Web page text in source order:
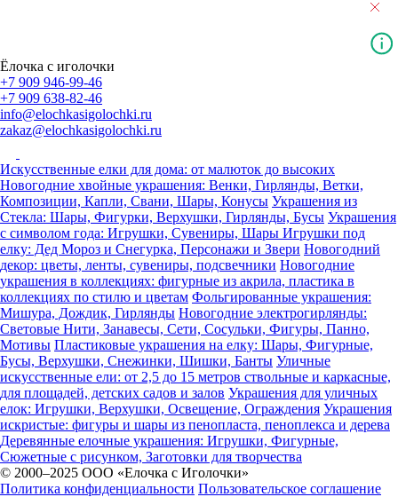
Ёлочка с иголочки
+7 909 946-99-46
+7 909 638-82-46
info@elochkasigolochki.ru
zakaz@elochkasigolochki.ru
Искусственные елки для дома: от малюток до высоких
Новогодние хвойные украшения: Венки, Гирлянды, Ветки,
Композиции, Капли, Свани, Шары, Конусы Украшения из
Стекла: Шары, Фигурки, Верхушки, Гирлянды, Бусы Украшения
с символом года: Игрушки, Сувениры, Шары Игрушки под
елку: Дед Мороз и Снегурка, Персонажи и Звери Новогодний
декор: цветы, ленты, сувениры, подсвечники Новогодние
украшения в коллекциях: фигурные из акрила, пластика в
коллекциях по стилю и цветам Фольгированные украшения:
Мишура, Дождик, Гирлянды Новогодние электрогирлянды:
Световые Нити, Занавесы, Сети, Сосульки, Фигуры, Панно,
Мотивы Пластиковые украшения на елку: Шары, Фигурные,
Бусы, Верхушки, Снежинки, Шишки, Банты Уличные
искусственные ели: от 2,5 до 15 метров ствольные и каркасные,
для площадей, детских садов и залов Украшения для уличных
елок: Игрушки, Верхушки, Освещение, Ограждения Украшения
искристые: фигуры и шары из пенопласта, пеноплекса и дерева
Деревянные елочные украшения: Игрушки, Фигурные,
Сюжетные с рисунком, Заготовки для творчества
© 2000–2025 ООО «Елочка с Иголочки»
Политика конфиденциальности Пользовательское соглашение